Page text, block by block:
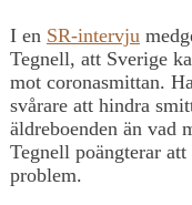
I en SR-intervju
Tegnell, att Sverige
mot coronasmittan.
svårare att hindra
äldreboenden än vad
Tegnell poängterar
problem.